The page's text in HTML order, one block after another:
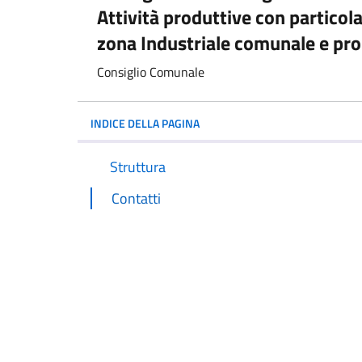
Attività produttive con
zona Industriale comunale e
Consiglio Comunale
INDICE DELLA PAGINA
Struttura
Contatti